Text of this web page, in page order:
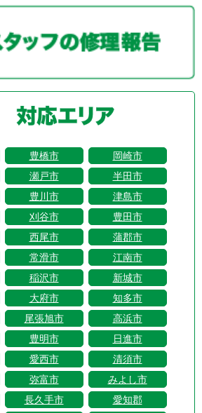
豊橋市
岡崎市
瀬戸市
半田市
豊川市
津島市
刈谷市
豊田市
西尾市
蒲郡市
常滑市
江南市
稲沢市
新城市
大府市
知多市
尾張旭市
高浜市
豊明市
日進市
愛西市
清須市
弥富市
みよし市
長久手市
愛知郡